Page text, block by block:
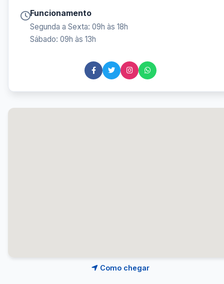
Funcionamento
Segunda a Sexta: 09h às 18h
Sábado: 09h às 13h
Como chegar